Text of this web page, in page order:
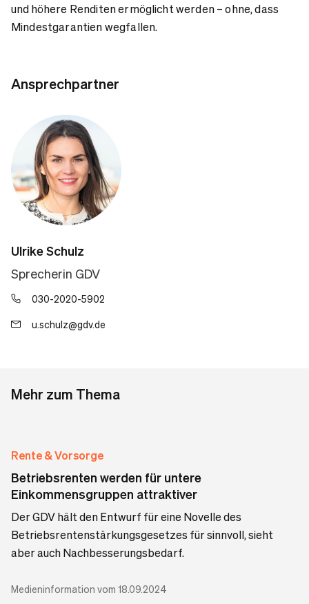
und höhere Renditen ermöglicht werden – ohne, dass
Mindestgarantien wegfallen.
Ansprechpartner
Ulrike Schulz
Sprecherin GDV
030-2020-5902
u.schulz@gdv.de
Mehr zum Thema
Rente & Vorsorge
Betriebsrenten werden für untere
Einkommensgruppen attraktiver
Der GDV hält den Entwurf für eine Novelle des
Betriebsrentenstärkungsgesetzes für sinnvoll, sieht
aber auch Nachbesserungsbedarf.
Medieninformation vom 18.09.2024